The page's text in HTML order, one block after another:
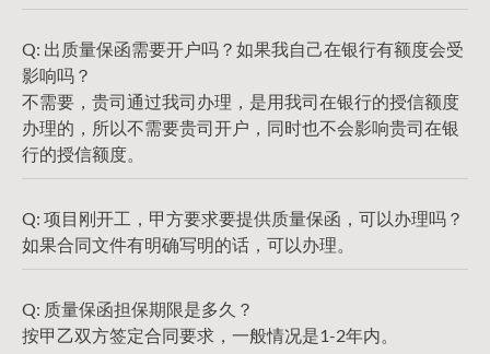
Q: 出质量保函需要开户吗？如果我自己在银行有额度会受
影响吗？
不需要，贵司通过我司办理，是用我司在银行的授信额度
办理的，所以不需要贵司开户，同时也不会影响贵司在银
行的授信额度。
Q: 项目刚开工，甲方要求要提供质量保函，可以办理吗？
如果合同文件有明确写明的话，可以办理。
Q: 质量保函担保期限是多久？
按甲乙双方签定合同要求，一般情况是1-2年内。